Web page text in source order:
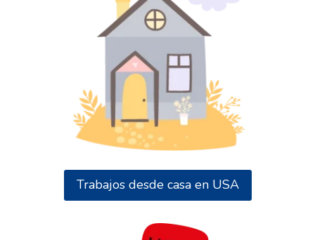
Trabajos desde casa en USA